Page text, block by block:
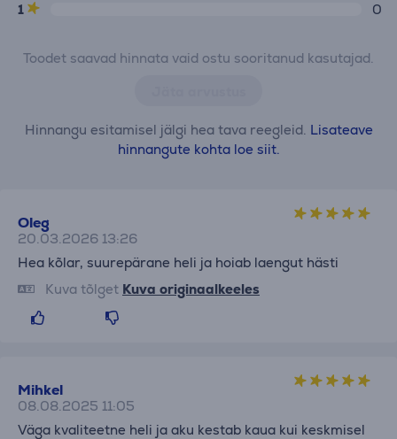
1
0
Toodet saavad hinnata vaid ostu sooritanud kasutajad.
Hinnangu esitamisel jälgi hea tava reegleid. Lisateave
hinnangute kohta loe siit.
Oleg
20.03.2026 13:26
Hea kõlar, suurepärane heli ja hoiab laengut hästi
Kuva tõlget Kuva originaalkeeles
Mihkel
08.08.2025 11:05
Väga kvaliteetne heli ja aku kestab kaua kui keskmisel